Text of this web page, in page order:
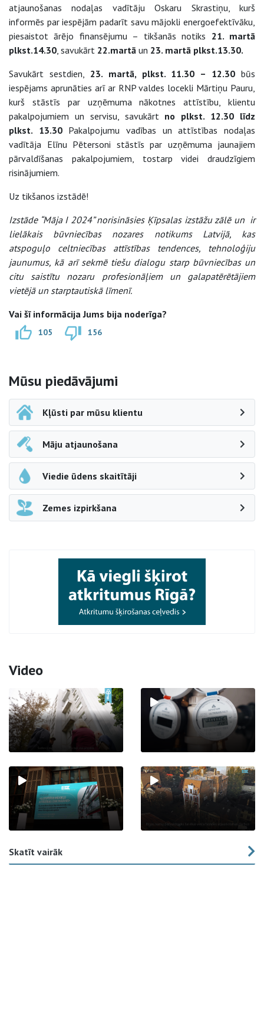
atjaunošanas nodaļas vadītāju Oskaru Skrastiņu, kurš
informēs par iespējām padarīt savu mājokli energoefektīvāku,
piesaistot ārējo finansējumu – tikšanās notiks 21. martā
plkst.14.30 , savukārt 22.martā un 23. martā plkst.13.30.
Savukārt sestdien, 23. martā, plkst. 11.30 – 12.30 būs
iespējams aprunāties arī ar RNP valdes locekli Mārtiņu Pauru,
kurš stāstīs par uzņēmuma nākotnes attīstību, klientu
pakalpojumiem un servisu, savukārt no plkst. 12.30 līdz
plkst. 13.30Pakalpojumu vadības un attīstības nodaļas
vadītāja Elīnu Pētersoni stāstīs par uzņēmuma jaunajiem
pārvaldīšanas pakalpojumiem, tostarp videi draudzīgiem
risinājumiem.
Uz tikšanos izstādē!
Izstāde “Māja I 2024” norisināsies Ķīpsalas izstāžu zālē un ir
lielākais būvniecības nozares notikums Latvijā, kas
atspoguļo celtniecības attīstības tendences, tehnoloģiju
jaunumus, kā arī sekmē tiešu dialogu starp būvniecības un
citu saistītu nozaru profesionāļiem un galapatērētājiem
vietējā un starptautiskā līmenī.
Vai šī informācija Jums bija noderīga?
105 156
Sāna navigācija
Mūsu piedāvājumi
Kļūsti par mūsu klientu
Māju atjaunošana
Viedie ūdens skaitītāji
Zemes izpirkšana
Video
Skatīt vairāk